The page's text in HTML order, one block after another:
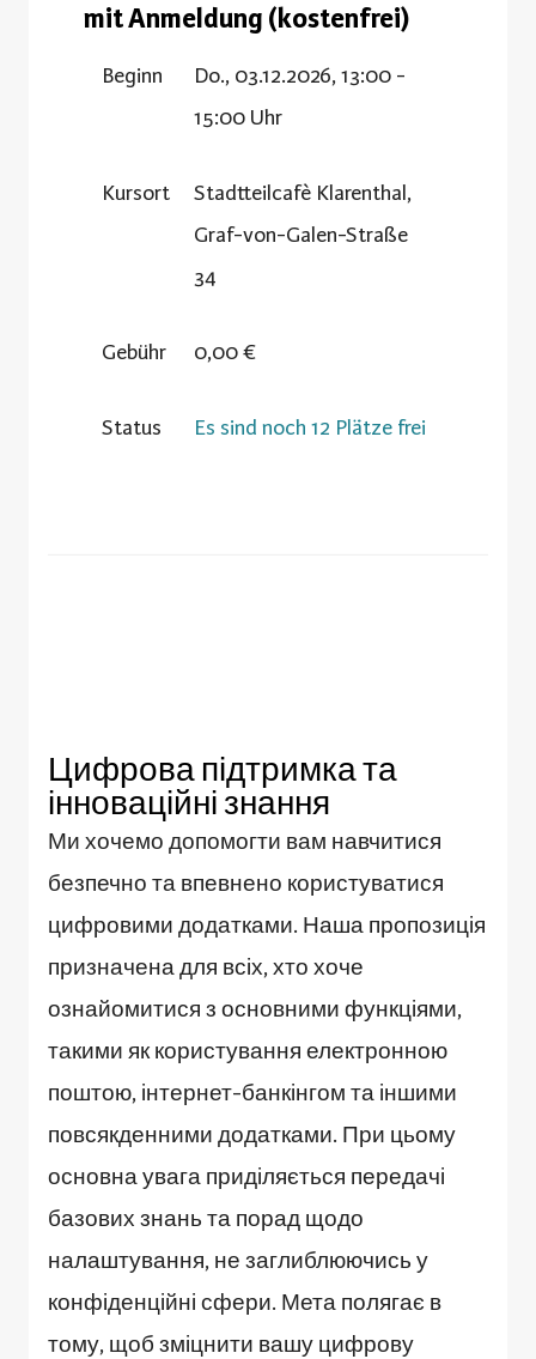
mit Anmeldung (kostenfrei)
Beginn
Do., 03.12.2026, 13:00 -
15:00 Uhr
Kursort
Stadtteilcafè Klarenthal,
Graf-von-Galen-Straße
34
Gebühr 0,00 €
Status Es sind noch 12 Plätze frei
Цифрова підтримка та
інноваційні знання
Ми хочемо допомогти вам навчитися
безпечно та впевнено користуватися
цифровими додатками. Наша пропозиція
призначена для всіх, хто хоче
ознайомитися з основними функціями,
такими як користування електронною
поштою, інтернет-банкінгом та іншими
повсякденними додатками. При цьому
основна увага приділяється передачі
базових знань та порад щодо
налаштування, не заглиблюючись у
конфіденційні сфери. Мета полягає в
тому, щоб зміцнити вашу цифрову